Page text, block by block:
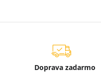
Doprava zadarmo